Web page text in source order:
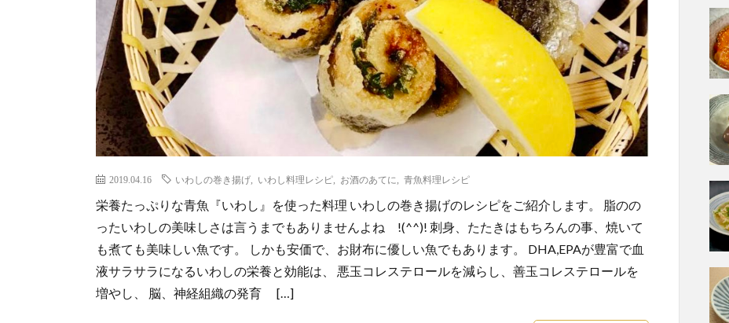
2019.04.16 いわしの巻き揚げ いわし料理レシピ お酒のあてに 青魚料理レシピ
栄養たっぷりな青魚『いわし』を使った料理 いわしの巻き揚げのレシピをご紹介します。 脂のの
ったいわしの美味しさは言うまでもありませんよね !(^^)! 刺身、たたきはもちろんの事、焼いて
も煮ても美味しい魚です。 しかも安価で、お財布に優しい魚でもあります。 DHA,EPAが豊富で血
液サラサラになるいわしの栄養と効能は、 悪玉コレステロールを減らし、善玉コレステロールを
増やし、 脳、神経組織の発育 […]